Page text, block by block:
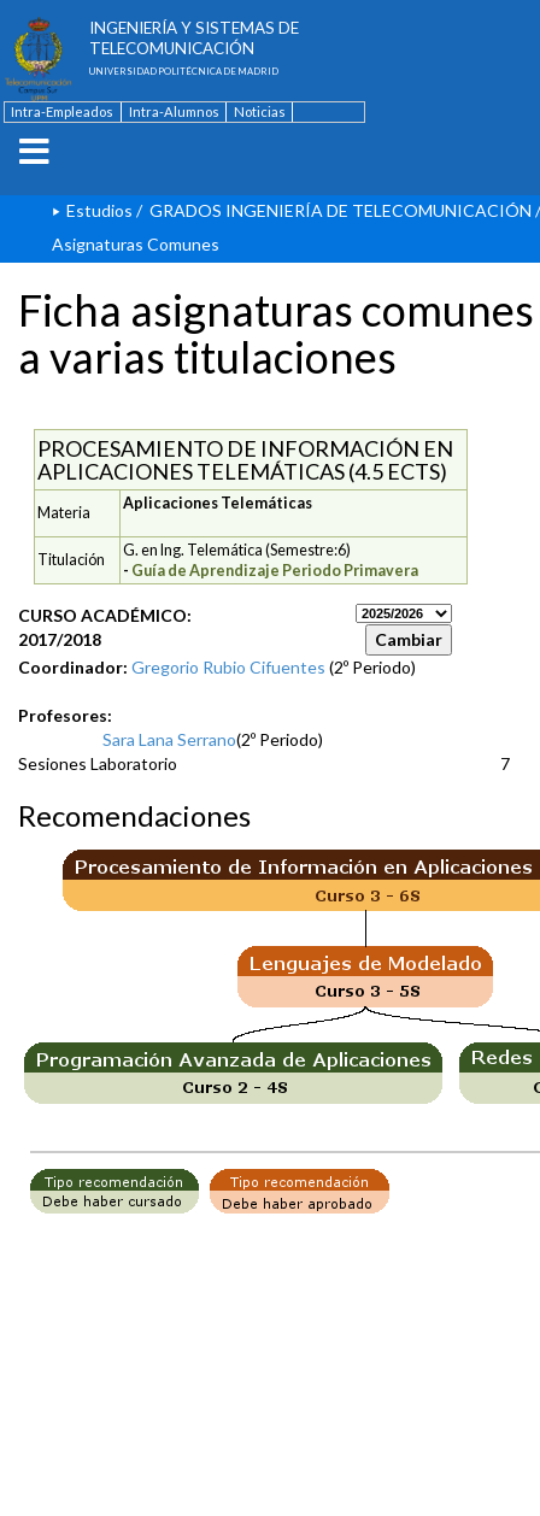
INGENIERÍA Y SISTEMAS DE
TELECOMUNICACIÓN
UNIVERSIDAD POLITÉCNICA DE MADRID
Intra-Empleados Intra-Alumnos
Noticias
Estudios / GRADOS INGENIERÍA DE TELECOMUNICACIÓN /
Asignaturas Comunes
Ficha asignaturas comunes
a varias titulaciones
PROCESAMIENTO DE INFORMACIÓN EN
APLICACIONES TELEMÁTICAS (4.5 ECTS)
Materia
Aplicaciones Telemáticas
Titulación
G. en Ing. Telemática (Semestre:6)
- Guía de Aprendizaje Periodo Primavera
CURSO ACADÉMICO:
2017/2018
Coordinador: Gregorio Rubio Cifuentes (2º Periodo)
Profesores:
Sara Lana Serrano(2º Periodo)
Sesiones Laboratorio
7
Recomendaciones